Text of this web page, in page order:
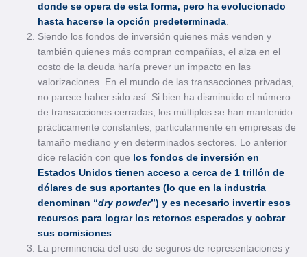
donde se opera de esta forma, pero ha evolucionado
hasta hacerse la opción predeterminada
Siendo los fondos de inversión quienes más venden y
también quienes más compran compañías, el alza en el
costo de la deuda haría prever un impacto en las
valorizaciones. En el mundo de las transacciones privadas,
no parece haber sido así. Si bien ha disminuido el número
de transacciones cerradas, los múltiplos se han mantenido
prácticamente constantes, particularmente en empresas de
tamaño mediano y en determinados sectores. Lo anterior
dice relación con que los fondos de inversión en
Estados Unidos tienen acceso a cerca de 1 trillón de
dólares de sus aportantes (lo que en la industria
denominan “dry powder”) y es necesario invertir esos
recursos para lograr los retornos esperados y cobrar
sus comisiones
La preminencia del uso de seguros de representaciones y